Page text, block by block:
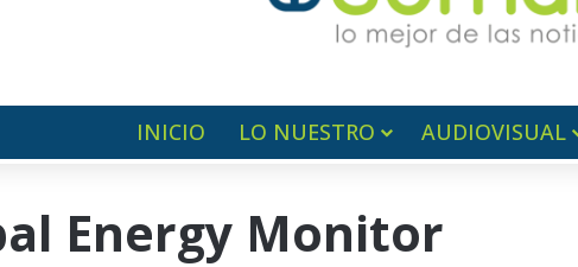
INICIO LO NUESTRO AUDIOVISUAL
Energy Monitor